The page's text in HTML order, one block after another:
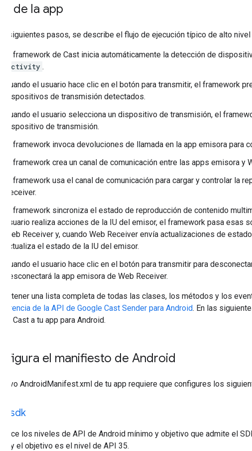
de la app
siguientes pasos, se describe el flujo de ejecución típico de alto
El framework de Cast inicia automáticamente la detección de
Activity .
Cuando el usuario hace clic en el botón para transmitir, el framework
dispositivos de transmisión detectados.
Cuando el usuario selecciona un dispositivo de transmisión, el
dispositivo de transmisión.
El framework invoca devoluciones de llamada en la app emisora para
El framework crea un canal de comunicación entre las apps emisora y
El framework usa el canal de comunicación para cargar y controlar la
Receiver.
El framework sincroniza el estado de reproducción de contenido
usuario realiza acciones de la IU del emisor, el framework pasa
Web Receiver y, cuando Web Receiver envía actualizaciones de
actualiza el estado de la IU del emisor.
Cuando el usuario hace clic en el botón para transmitir para
desconectará la app emisora de Web Receiver.
obtener una lista completa de todas las clases, los métodos y los
de la API de Google Cast Sender para Android. En las
Cast a tu app para Android.
el manifiesto de Android
AndroidManifest.xml de tu app requiere que configures los
sdk
los niveles de API de Android mínimo y objetivo que admite el
24 y el objetivo es el nivel de API 35.